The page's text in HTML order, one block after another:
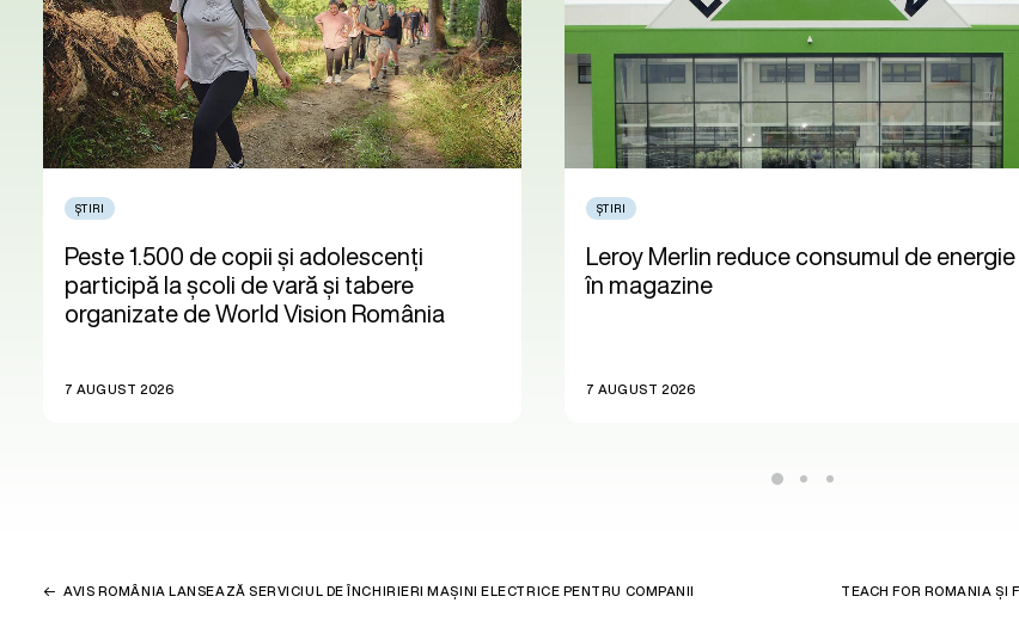
ȘTIRI
Peste 1.500 de copii și adolescenți
participă la școli de vară și tabere
organizate de World Vision România
7 AUGUST 2026
ȘTIRI
Leroy Merlin reduce consumul de energie
în magazine
7 AUGUST 2026
AVIS ROMÂNIA LANSEAZĂ SERVICIUL DE ÎNCHIRIERI MAȘINI ELECTRICE PENTRU COMPANII TEACH FOR ROMANIA ȘI